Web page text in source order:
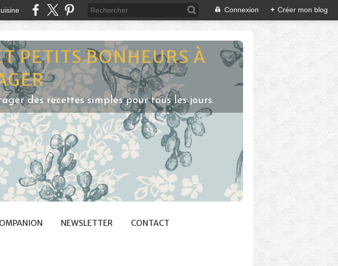
Connexion + Créer mon blog
PETITS BONHEURS À
des recettes simples pour tous les jours.
NEWSLETTER CONTACT